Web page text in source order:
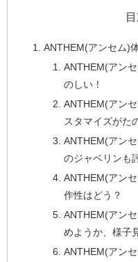
ANTHEM(アンセム)
ANTHEM(アン
のしい！
ANTHEM(アン
スタマイズがた
ANTHEM(アン
のジャベリンも
ANTHEM(アン
作性はどう？
ANTHEM(アン
めようか、様子
ANTHEM(アン